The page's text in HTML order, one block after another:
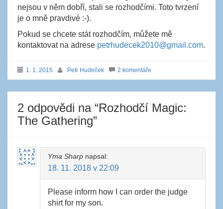
nejsou v něm dobří, stali se rozhodčími. Toto tvrzení
je o mně pravdivé :-).
Pokud se chcete stát rozhodčím, můžete mě
kontaktovat na adrese petrhudecek2010@gmail.com.
1. 1. 2015 Petr Hudeček 2 komentáře
2 odpovědi na “Rozhodčí Magic:
The Gathering”
Yma Sharp napsal:
18. 11. 2018 v 22:09
Please inform how I can order the judge
shirt for my son.